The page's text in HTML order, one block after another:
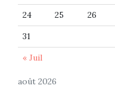
août 2026
24
25 26
31
« Juil